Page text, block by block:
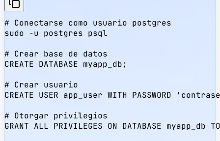
# Conectarse como usuario postgres
sudo -u postgres psql
# Crear base de datos
CREATE DATABASE myapp_db;
# Crear usuario
CREATE USER app_user WITH PASSWORD
# Otorgar privilegios
GRANT ALL PRIVILEGES ON DATABASE myapp_db